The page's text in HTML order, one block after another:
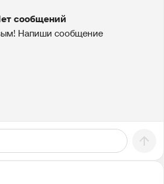
сообщений
Напиши сообщение